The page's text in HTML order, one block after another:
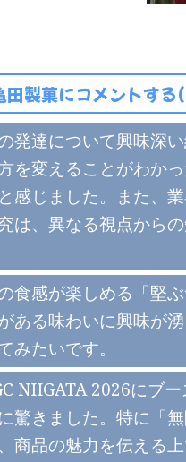
田製菓にコメントす
発達について興味深
を変えることがわか
感じました。また、
は、異なる視点から
食感が楽しめる「堅
ある味わいに興味が
たいです。
NIIGATA 2026にブ
驚きました。特に「
品の魅力を伝える